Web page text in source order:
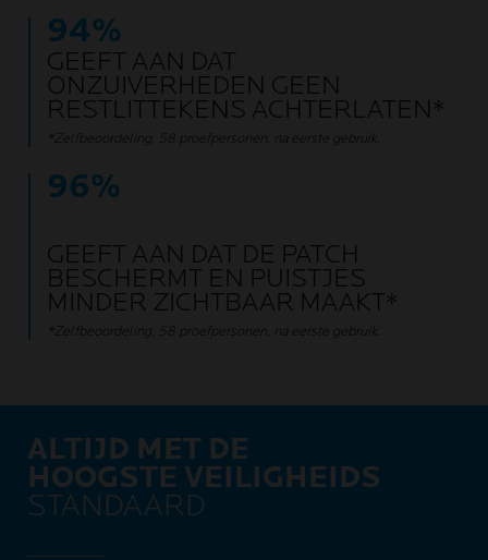
94%
GEEFT AAN DAT
ONZUIVERHEDEN GEEN
RESTLITTEKENS ACHTERLATEN*
*Zelfbeoordeling, 58 proefpersonen, na eerste gebruik.
96%
GEEFT AAN DAT DE PATCH
BESCHERMT EN PUISTJES
MINDER ZICHTBAAR MAAKT*
*Zelfbeoordeling, 58 proefpersonen, na eerste gebruik.
ALTIJD MET DE
HOOGSTE VEILIGHEIDS
STANDAARD